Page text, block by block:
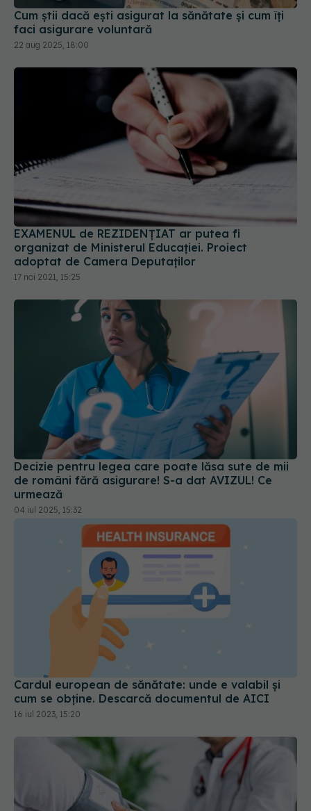
Cum știi dacă ești asigurat la sănătate și cum îți
faci asigurare voluntară
22 aug 2025, 18:00
EXAMENUL de REZIDENȚIAT ar putea fi
organizat de Ministerul Educației. Proiect
adoptat de Camera Deputaților
17 noi 2021, 15:25
Decizie pentru legea care poate lăsa sute de mii
de români fără asigurare! S-a dat AVIZUL! Ce
urmează
04 iul 2025, 15:32
Cardul european de sănătate: unde e valabil și
cum se obține. Descarcă documentul de AICI
16 iul 2023, 15:20